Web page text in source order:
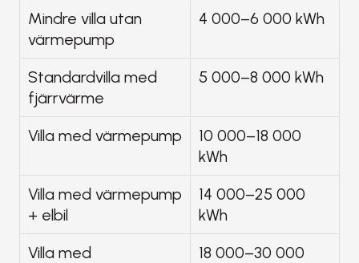
Mindre villa utan
värmepump
4 000–6 000 kWh
Standardvilla med
fjärrvärme
5 000–8 000 kWh
Villa med värmepump
10 000–18 000
kWh
Villa med värmepump
+ elbil
14 000–25 000
kWh
Villa med
18 000–30 000